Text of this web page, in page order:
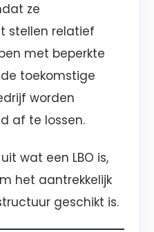
ze
stellen relatief
met beperkte
toekomstige
worden
af te lossen.
wat een LBO is,
het aantrekkelijk
geschikt is.